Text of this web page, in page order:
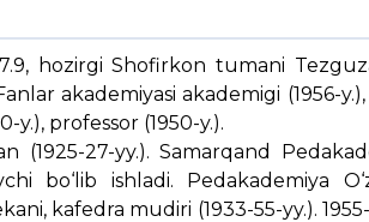
hozirgi Shofirkon tumani
akademiyasi akademigi (1956-
y.), professor (1950-y.).
(1925-27-yy.). Samarqand
bo‘lib ishladi. Pedakademiya
kafedra mudiri (1933-55-yy.).